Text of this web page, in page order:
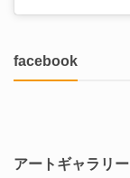
facebook
アートギャラリー